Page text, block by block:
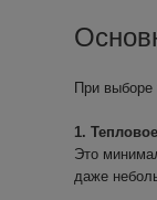
При выборе
1.
Это
даже